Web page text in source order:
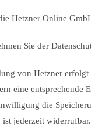
Hetzner Online
Sie der
von Hetzner
eine
die
jederzeit widerrufbar.